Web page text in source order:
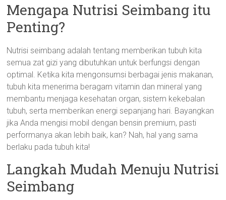
Mengapa Nutrisi Seimbang itu
Penting?
Nutrisi seimbang adalah tentang memberikan tubuh kita
semua zat gizi yang dibutuhkan untuk berfungsi dengan
optimal. Ketika kita mengonsumsi berbagai jenis makanan,
tubuh kita menerima beragam vitamin dan mineral yang
membantu menjaga kesehatan organ, sistem kekebalan
tubuh, serta memberikan energi sepanjang hari. Bayangkan
jika Anda mengisi mobil dengan bensin premium, pasti
performanya akan lebih baik, kan? Nah, hal yang sama
berlaku pada tubuh kita!
Langkah Mudah Menuju Nutrisi
Seimbang